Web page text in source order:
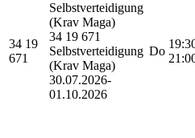
34 19
671
Selbstverteidigung
(Krav Maga)
34 19 671
Selbstverteidigung
(Krav Maga)
30.07.2026-
01.10.2026
Do